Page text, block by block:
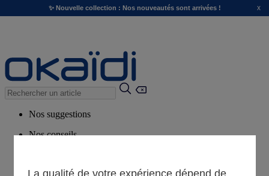
✨ Nouvelle collection : Nos nouveautés sont arrivées ! x
Nos suggestions
Nos conseils
La qualité de votre expérience dépend de